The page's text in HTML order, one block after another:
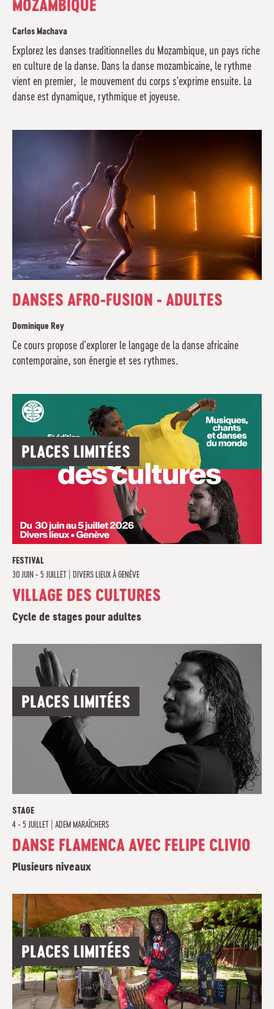
MOZAMBIQUE
Carlos Machava
Explorez les danses traditionnelles du Mozambique, un pays riche
en culture de la danse. Dans la danse mozambicaine, le rythme
vient en premier, le mouvement du corps s'exprime ensuite. La
danse est dynamique, rythmique et joyeuse.
DANSES AFRO-FUSION - ADULTES
Dominique Rey
Ce cours propose d'explorer le langage de la danse africaine
contemporaine, son énergie et ses rythmes.
PLACES LIMITÉES
FESTIVAL
30 JUIN - 5 JUILLET
DIVERS LIEUX À GENÈVE
VILLAGE DES CULTURES
Cycle de stages pour adultes
PLACES LIMITÉES
STAGE
4 - 5 JUILLET
ADEM MARAÎCHERS
DANSE FLAMENCA AVEC FELIPE CLIVIO
Plusieurs niveaux
PLACES LIMITÉES